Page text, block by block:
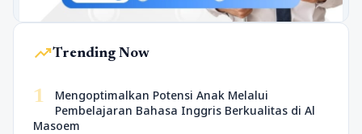
trending_upTrending Now
1
Mengoptimalkan Potensi Anak Melalui
Pembelajaran Bahasa Inggris Berkualitas di Al
Masoem